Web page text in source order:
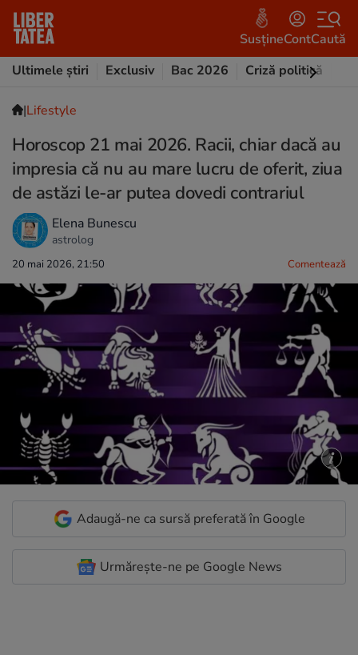
SusțineContCaută
Ultimele știri
Exclusiv Bac 2026 Criză politică
|Lifestyle
Horoscop 21 mai 2026. Racii, chiar dacă au
impresia că nu au mare lucru de oferit, ziua
de astăzi le-ar putea dovedi contrariul
Elena Bunescu
astrolog
20 mai 2026, 21:50 Comentează
Adaugă-ne ca sursă preferată în Google
Urmărește-ne pe Google News